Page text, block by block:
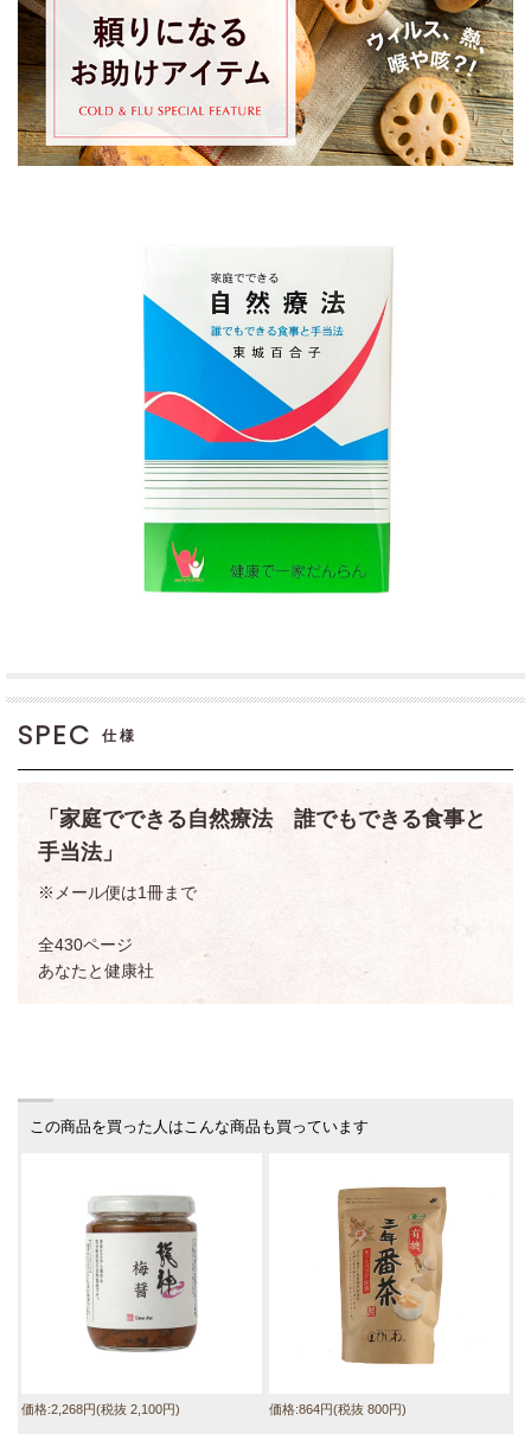
SPEC 仕様
「家庭でできる自然療法 誰でもできる食事と
手当法」
※メール便は1冊まで
全430ページ
あなたと健康社
この商品を買った人はこんな商品も買っています
価格:2,268円(税抜 2,100円) 価格:864円(税抜 800円)